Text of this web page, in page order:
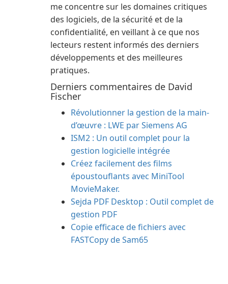
me concentre sur les domaines critiques
des logiciels, de la sécurité et de la
confidentialité, en veillant à ce que nos
lecteurs restent informés des derniers
développements et des meilleures
pratiques.
Derniers commentaires de David
Fischer
Révolutionner la gestion de la main-
d’œuvre : LWE par Siemens AG
ISM2 : Un outil complet pour la
gestion logicielle intégrée
Créez facilement des films
époustouflants avec MiniTool
MovieMaker.
Sejda PDF Desktop : Outil complet de
gestion PDF
Copie efficace de fichiers avec
FASTCopy de Sam65